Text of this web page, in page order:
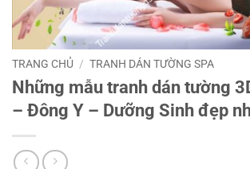
TRANG CHỦ / TRANH DÁN TƯỜNG SPA
Những mẫu tranh dán tường
– Đông Y – Dưỡng Sinh đẹp